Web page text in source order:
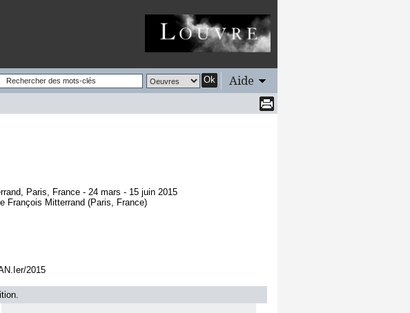
Ok Aide
Paris, France - 24 mars - 15 juin 2015
François Mitterrand (Paris, France)
2015